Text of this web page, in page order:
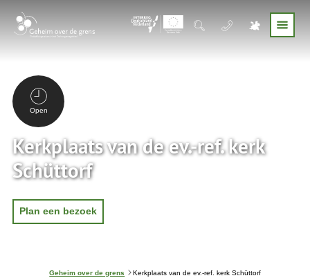
Open
Kerkplaats van de ev.-ref. kerk
Schüttorf
Plan een bezoek
J
Geheim over de grens Kerkplaats van de ev.-ref. kerk Schüttorf